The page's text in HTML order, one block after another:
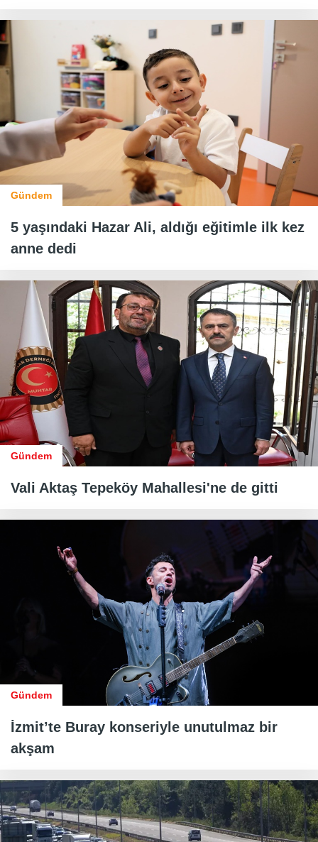
Gündem
5 yaşındaki Hazar Ali, aldığı eğitimle ilk kez
anne dedi
Gündem
Vali Aktaş Tepeköy Mahallesi'ne de gitti
Gündem
İzmit’te Buray konseriyle unutulmaz bir
akşam